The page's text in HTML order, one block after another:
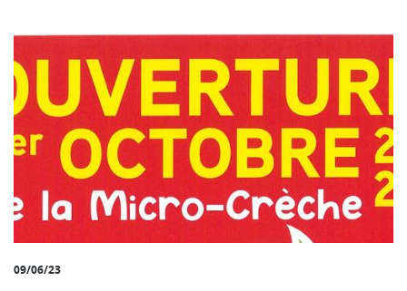
09/06/23